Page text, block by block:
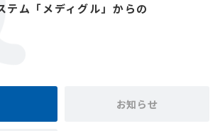
テム「メディグル」からの
お知らせ